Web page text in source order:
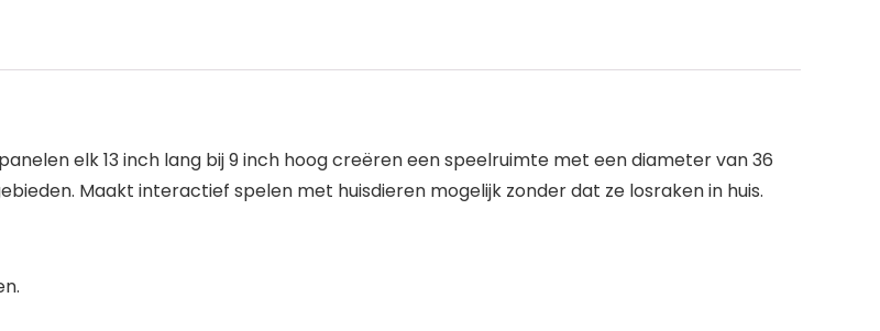
elk 13 inch lang bij 9 inch hoog creëren een speelruimte met een diameter van 36
Maakt interactief spelen met huisdieren mogelijk zonder dat ze losraken in huis.